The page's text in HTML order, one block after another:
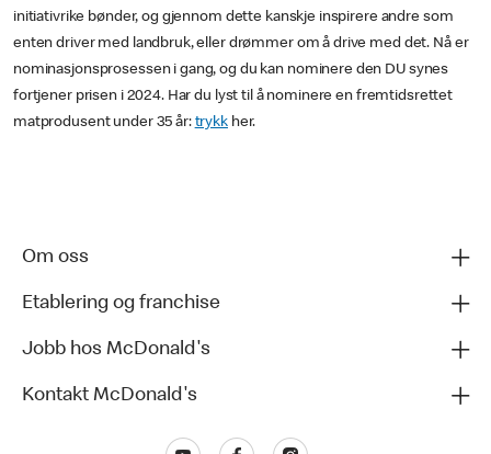
initiativrike bønder, og gjennom dette kanskje inspirere andre som
enten driver med landbruk, eller drømmer om å drive med det. Nå er
nominasjonsprosessen i gang, og du kan nominere den DU synes
fortjener prisen i 2024. Har du lyst til å nominere en fremtidsrettet
matprodusent under 35 år: trykkher.
Om oss
Etablering og franchise
Jobb hos McDonald's
Kontakt McDonald's